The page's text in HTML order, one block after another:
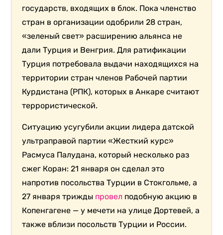
государств, входящих в блок. Пока членство
стран в организации одобрили 28 стран,
«зеленый свет» расширению альянса не
дали Турция и Венгрия. Для ратификации
Турция потребовала выдачи находящихся на
территории стран членов Рабочей партии
Курдистана (РПК), которых в Анкаре считают
террористической.
Ситуацию усугубили акции лидера датской
ультраправой партии «Жесткий курс»
Расмуса Палудана, который несколько раз
сжег Коран: 21 января он сделал это
напротив посольства Турции в Стокгольме, а
27 января трижды провел подобную акцию в
Копенгагене — у мечети на улице Дортевей, а
также вблизи посольств Турции и России.